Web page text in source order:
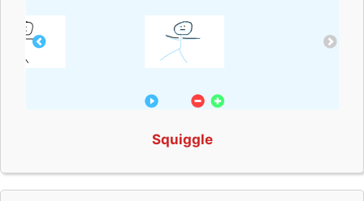
Squiggle